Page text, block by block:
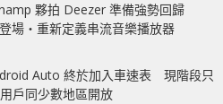
夥拍 Deezer 準備強勢回歸
場‧重新定義串流音樂播放器
Auto 終於加入車速表 現階段只
戶同少數地區開放